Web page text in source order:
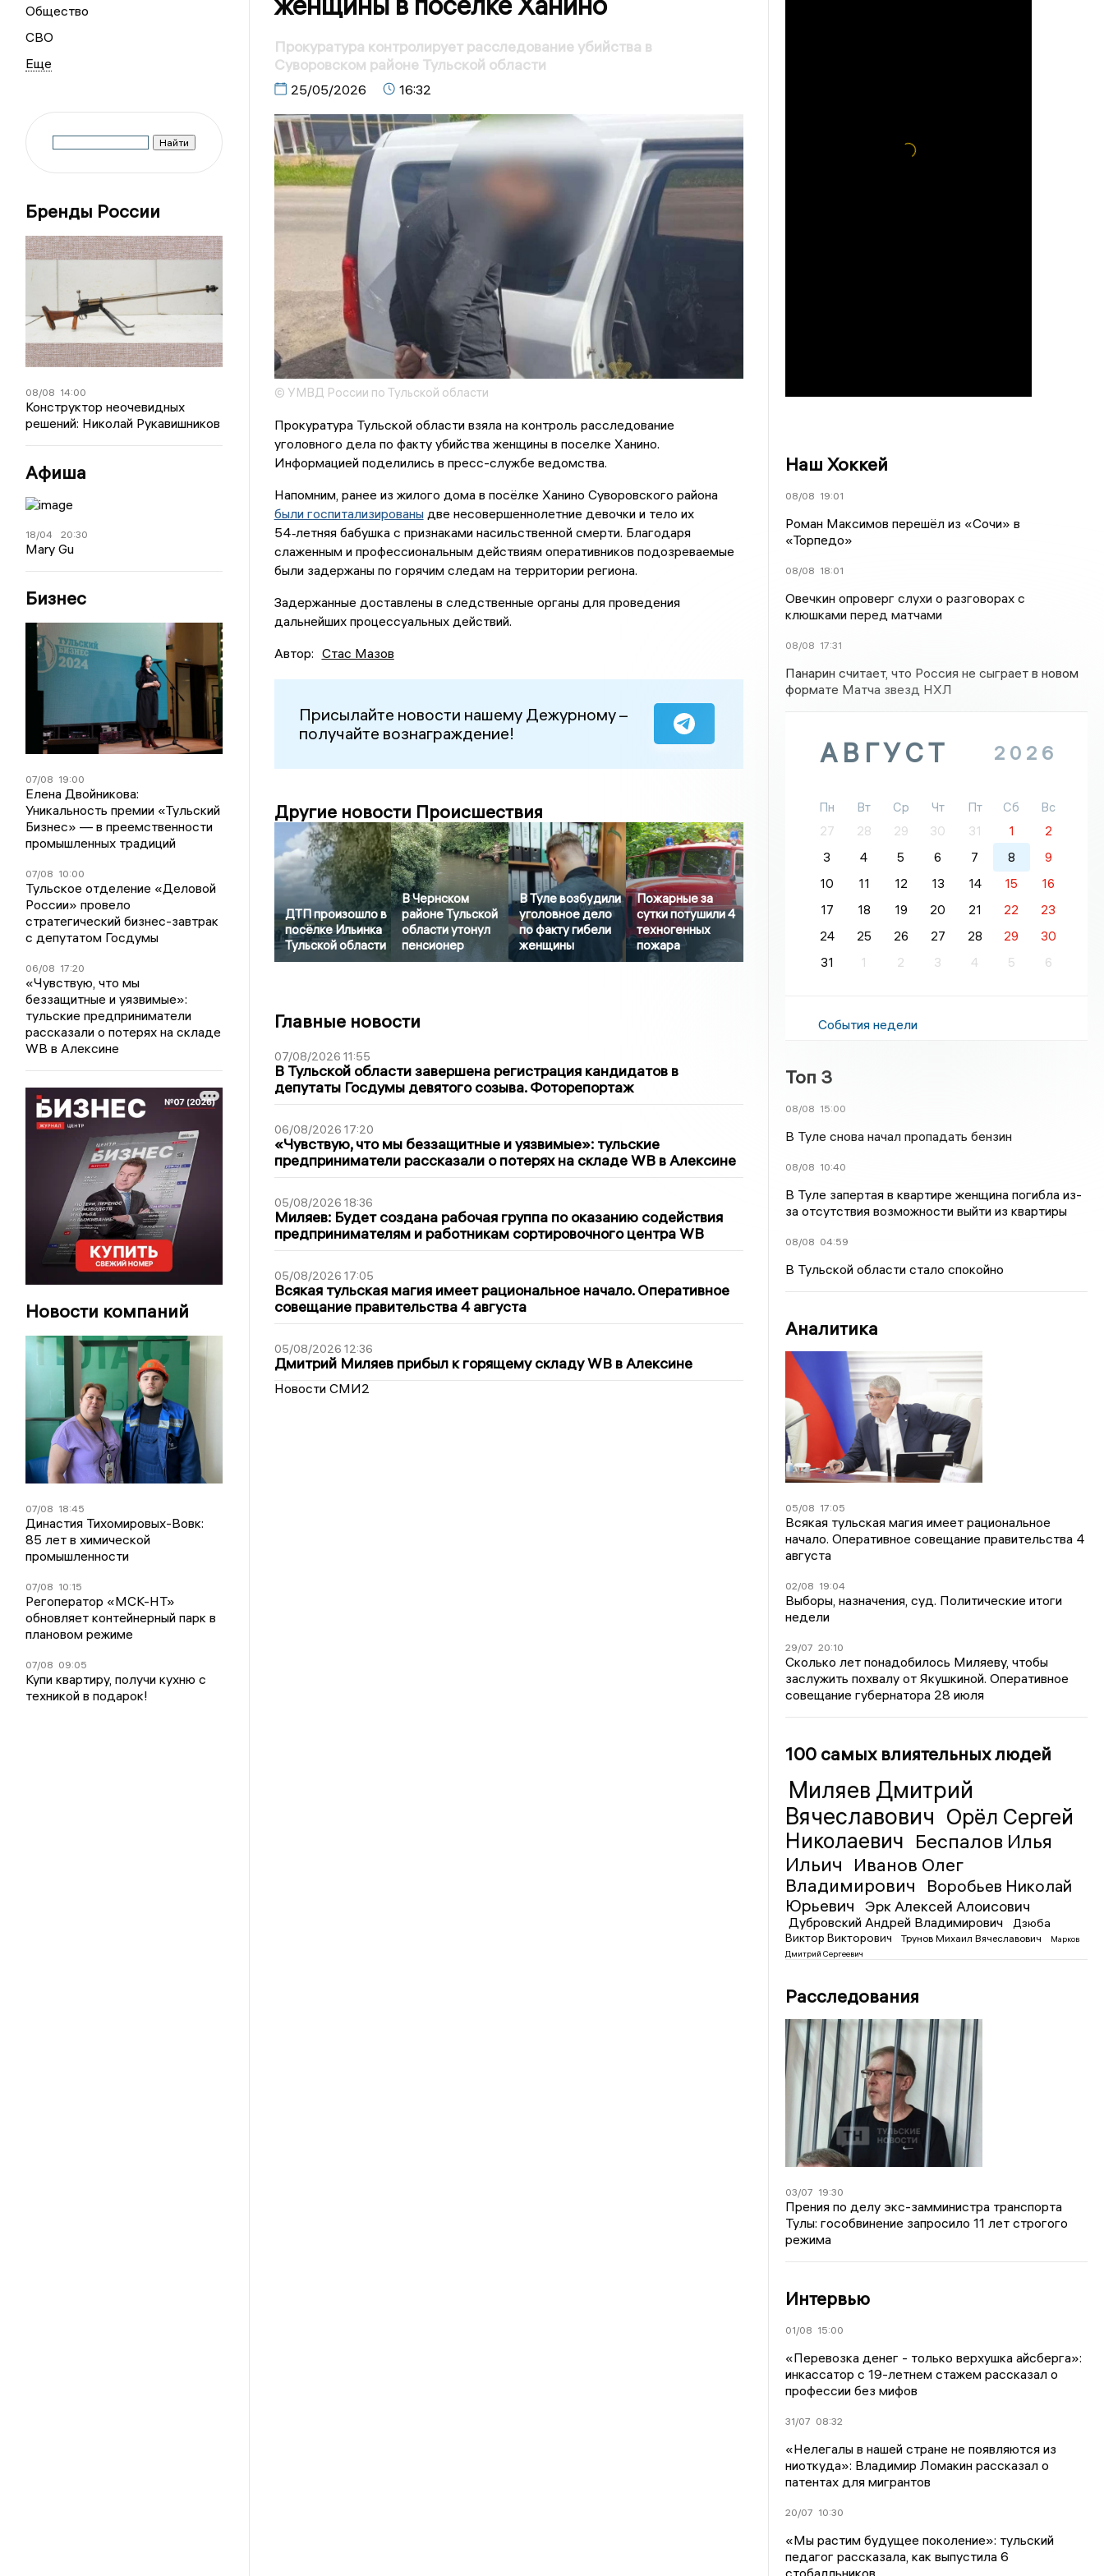
Общество
СВО
Бренды России
08/08 14:00
Конструктор неочевидных
решений: Николай Рукавишников
Афиша
18/04 20:30
Mary Gu
Бизнес
07/08 19:00
Елена Двойникова:
Уникальность премии «Тульский
Бизнес» — в преемственности
промышленных традиций
07/08 10:00
Тульское отделение «Деловой
России» провело
стратегический бизнес-завтрак
с депутатом Госдумы
06/08 17:20
«Чувствую, что мы
беззащитные и уязвимые»:
тульские предприниматели
рассказали о потерях на складе
WB в Алексине
Новости компаний
07/08 18:45
Династия Тихомировых-Вовк:
85 лет в химической
промышленности
07/08 10:15
Регоператор «МСК-НТ»
обновляет контейнерный парк в
плановом режиме
07/08 09:05
Купи квартиру, получи кухню с
техникой в подарок!
Прокуратура контролирует расследование убийства в
Суворовском районе Тульской области
25/05/2026 16:32
© УМВД России по Тульской области
Прокуратура Тульской области взяла на контроль расследование
уголовного дела по факту убийства женщины в поселке Ханино.
Информацией поделились в пресс-службе ведомства.
Напомним, ранее из жилого дома в посёлке Ханино Суворовского района
были госпитализированыдве несовершеннолетние девочки и тело их
54‑летняя бабушка с признаками насильственной смерти. Благодаря
слаженным и профессиональным действиям оперативников подозреваемые
были задержаны по горячим следам на территории региона.
Задержанные доставлены в следственные органы для проведения
дальнейших процессуальных действий.
Автор: Стас Мазов
Присылайте новости нашему Дежурному –
получайте вознаграждение!
Другие новости Происшествия
ДТП произошло в
посёлке Ильинка
Тульской области
В Чернском
районе Тульской
области утонул
пенсионер
В Туле возбудили
уголовное дело
по факту гибели
женщины
Пожарные за
сутки потушили 4
техногенных
пожара
Главные новости
07/08/2026 11:55
В Тульской области завершена регистрация кандидатов в
депутаты Госдумы девятого созыва. Фоторепортаж
06/08/2026 17:20
«Чувствую, что мы беззащитные и уязвимые»: тульские
предприниматели рассказали о потерях на складе WB в Алексине
05/08/2026 18:36
Миляев: Будет создана рабочая группа по оказанию содействия
предпринимателям и работникам сортировочного центра WB
05/08/2026 17:05
Всякая тульская магия имеет рациональное начало. Оперативное
совещание правительства 4 августа
05/08/2026 12:36
Дмитрий Миляев прибыл к горящему складу WB в Алексине
Новости СМИ2
Наш Хоккей
08/08 19:01
Роман Максимов перешёл из «Сочи» в
«Торпедо»
08/08 18:01
Овечкин опроверг слухи о разговорах с
клюшками перед матчами
08/08 17:31
Панарин считает, что Россия не сыграет в новом
формате Матча звезд НХЛ
АВГУСТ 2026
Пн Вт Ср Чт Пт Сб
Вс
27
28 29 30 31 1
2
3
4 5 6 7 8
9
10
11 12 13 14 15
16
17
18 19 20 21 22
23
24
25 26 27 28 29
30
31
1 2 3 4 5 6
События недели
Топ 3
08/08 15:00
В Туле снова начал пропадать бензин
08/08 10:40
В Туле запертая в квартире женщина погибла из-
за отсутствия возможности выйти из квартиры
08/08 04:59
В Тульской области стало спокойно
Аналитика
05/08 17:05
Всякая тульская магия имеет рациональное
начало. Оперативное совещание правительства 4
августа
02/08 19:04
Выборы, назначения, суд. Политические итоги
недели
29/07 20:10
Сколько лет понадобилось Миляеву, чтобы
заслужить похвалу от Якушкиной. Оперативное
совещание губернатора 28 июля
100 самых влиятельных людей
Миляев Дмитрий
Вячеславович Орёл Сергей
Николаевич Беспалов Илья
Ильич
Иванов Олег
Владимирович
Воробьев Николай
Юрьевич
Эрк Алексей Алоисович
Дубровский Андрей Владимирович
Дзюба
Виктор Викторович
Трунов Михаил Вячеславович
Марков
Дмитрий Сергеевич
Расследования
03/07 19:30
Прения по делу экс-замминистра транспорта
Тулы: гособвинение запросило 11 лет строгого
режима
Интервью
01/08 15:00
«Перевозка денег - только верхушка айсберга»:
инкассатор с 19-летнем стажем рассказал о
профессии без мифов
31/07 08:32
«Нелегалы в нашей стране не появляются из
ниоткуда»: Владимир Ломакин рассказал о
патентах для мигрантов
20/07 10:30
«Мы растим будущее поколение»: тульский
педагог рассказала, как выпустила 6
стобалльников